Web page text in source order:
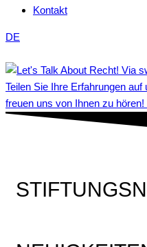
Kontakt
DE
Teilen Sie Ihre Erfahrungen
freuen uns von Ihnen zu